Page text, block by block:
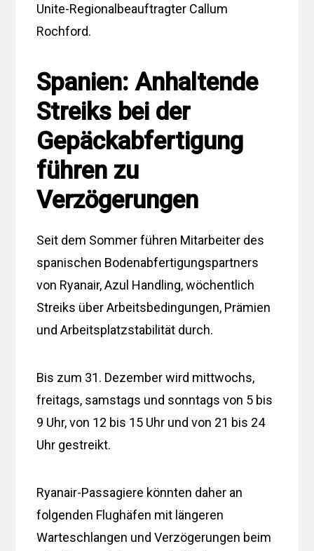
Unite-Regionalbeauftragter Callum
Rochford.
Spanien: Anhaltende
Streiks bei der
Gepäckabfertigung
führen zu
Verzögerungen
Seit dem Sommer führen Mitarbeiter des
spanischen Bodenabfertigungspartners
von Ryanair, Azul Handling, wöchentlich
Streiks über Arbeitsbedingungen, Prämien
und Arbeitsplatzstabilität durch.
Bis zum 31. Dezember wird mittwochs,
freitags, samstags und sonntags von 5 bis
9 Uhr, von 12 bis 15 Uhr und von 21 bis 24
Uhr gestreikt.
Ryanair-Passagiere könnten daher an
folgenden Flughäfen mit längeren
Warteschlangen und Verzögerungen beim